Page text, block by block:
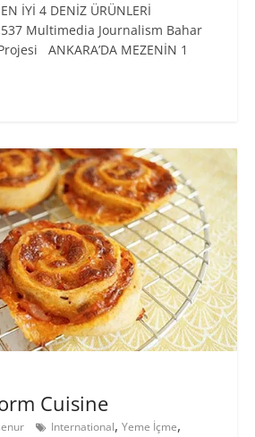
İYİ 4 DENİZ ÜRÜNLERİ
537 Multimedia Journalism Bahar
ANKARA’DA MEZENİN 1
Cuisine
International, Yeme İçme,